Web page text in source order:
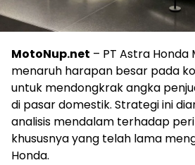
MotoNup.net – PT Astra Honda
menaruh harapan besar pada
untuk mendongkrak angka
di pasar domestik. Strategi ini
analisis mendalam terhadap
khususnya yang telah lama
Honda.